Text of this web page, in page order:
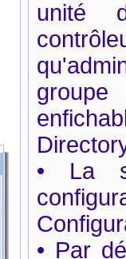
unité
• La
• Par